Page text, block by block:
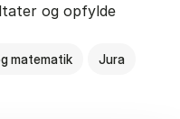
og opfylde
matematik Jura